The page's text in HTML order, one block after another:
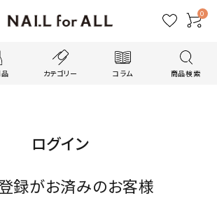
0
カテゴリー コラム 商品検索
ログイン
録がお済みのお客様